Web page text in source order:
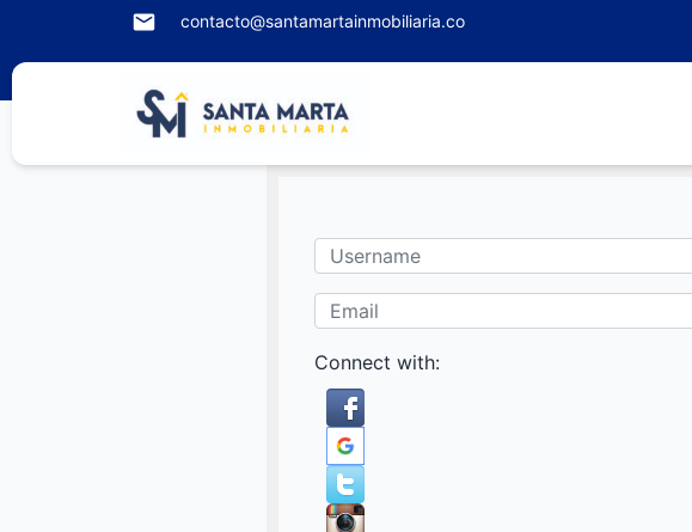
contacto@santamartainmobiliaria.co
Username
Email
Connect with: